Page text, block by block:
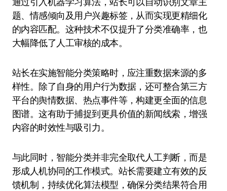
题、情感倾向及用户兴趣标签，从而实现更精细化
的内容匹配。这种技术不仅提升了分类准确率，也
大幅降低了人工审核的成本。
站长在实施智能分类策略时，应注重数据来源的多
样性。除了自身的用户行为数据，还可整合第三方
平台的舆情数据、热点事件等，构建更全面的信息
图谱。这有助于捕捉到更具价值的新闻线索，增强
内容的时效性与吸引力。
与此同时，智能分类并非完全取代人工判断，而是
形成人机协同的工作模式。站长需要建立有效的反
馈机制，持续优化算法模型，确保分类结果符合用